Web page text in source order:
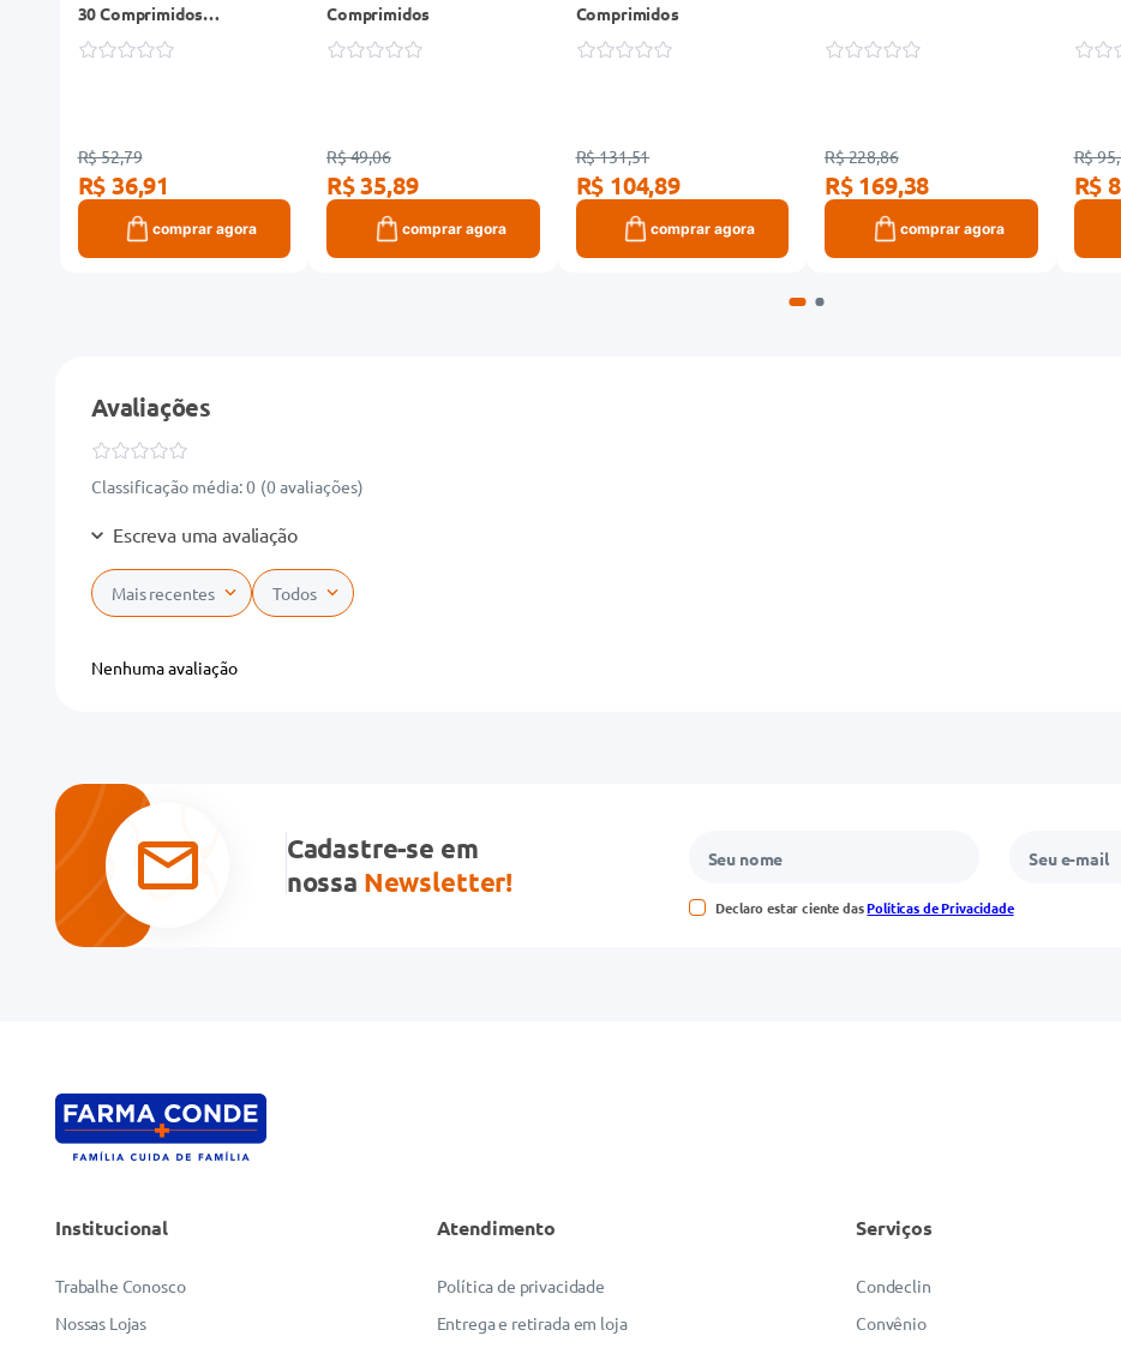
30 Comprimidos
Efervescentes
R$ 52,79
R$ 36,91
comprar agora
Comprimidos
R$ 49,06
R$ 35,89
comprar agora
Comprimidos
R$ 131,51
R$ 104,89
comprar agora
R$ 228,86
R$ 169,38
comprar agora
R$
R$
Avaliações
Classificação média: 0 (0 avaliações)
Escreva uma avaliação
Adicionar avaliação
Avalie o produto de 1 a 5 estrelas
★★★
Seu nome
Mais recentes Todos
Nenhuma avaliação
Cadastre-se em
nossa Newsletter!
Declaro estar ciente dasPolíticas de Privacidade
Institucional
Trabalhe Conosco
Nossas Lojas
Atendimento
Política de privacidade
Entrega e retirada em loja
Serviços
Condeclin
Convênio